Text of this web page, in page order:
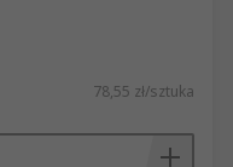
78,55 zł/sztuka